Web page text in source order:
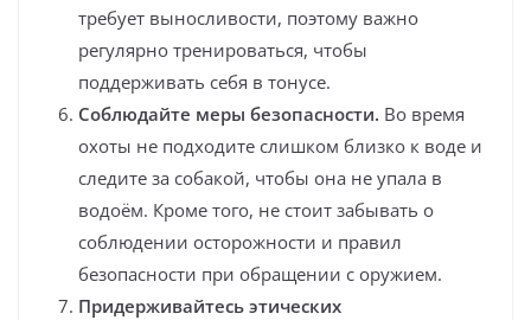
требует выносливости, поэтому важно
регулярно тренироваться, чтобы
поддерживать себя в тонусе.
Соблюдайте меры безопасности. Во время
охоты не подходите слишком близко к воде и
следите за собакой, чтобы она не упала в
водоём. Кроме того, не стоит забывать о
соблюдении осторожности и правил
безопасности при обращении с оружием.
Придерживайтесь этических